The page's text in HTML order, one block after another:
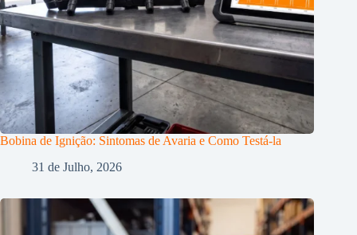
Bobina de Ignição: Sintomas de Avaria e Como Testá-la
31 de Julho, 2026